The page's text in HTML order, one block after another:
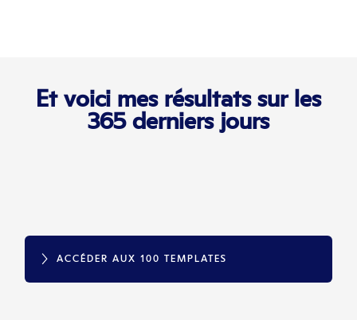
Et voici mes résultats sur les
365 derniers jours
ACCÉDER AUX 100 TEMPLATES